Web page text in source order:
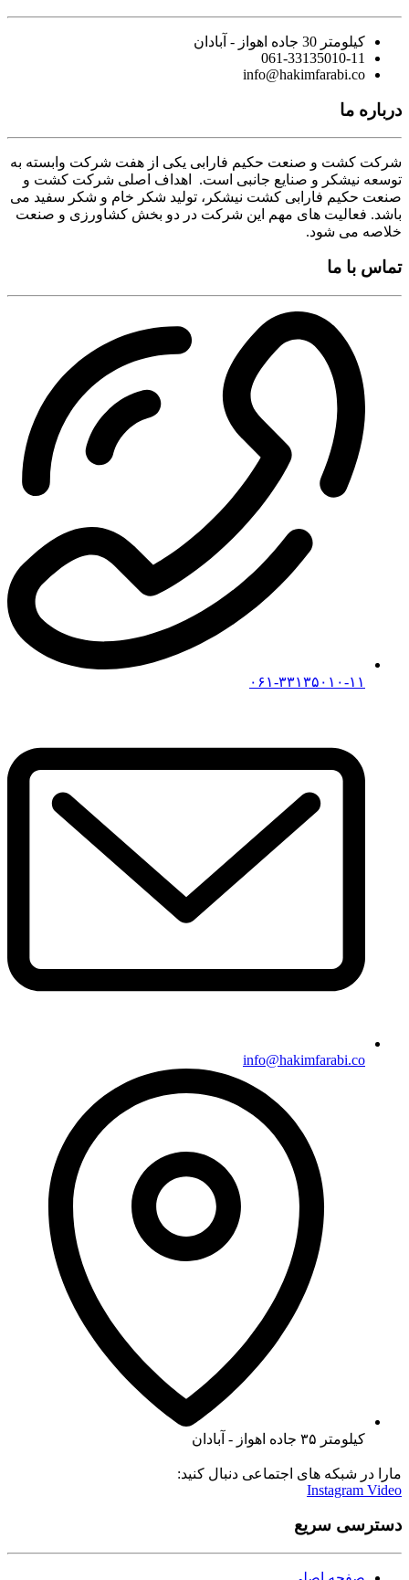
کیلومتر 30 جاده اهواز - آبادان
061-33135010-11
info@hakimfarabi.co
درباره ما
شرکت کشت و صنعت حکیم فارابی یکی از هفت شرکت وابسته به
توسعه نیشکر و صنایع جانبی است. اهداف اصلی شرکت کشت و
صنعت حکیم فارابی کشت نیشکر، تولید شکر خام و شکر سفید می
باشد. فعالیت های مهم این شرکت در دو بخش کشاورزی و صنعت
خلاصه می شود.
تماس با ما
۰۶۱-۳۳۱۳۵۰۱۰-۱۱
info@hakimfarabi.co
کیلومتر ۳۵ جاده اهواز - آبادان
مارا در شبکه های اجتماعی دنبال کنید:
Instagram Video
دسترسی سریع